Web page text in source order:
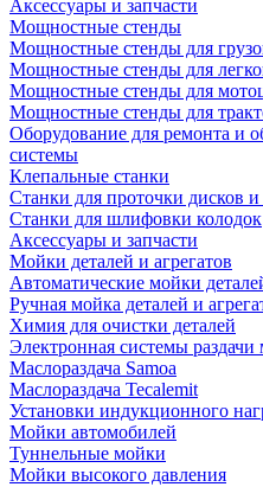
Аксессуары и запчасти
Мощностные стенды
Мощностные стенды для
Мощностные стенды для
Мощностные стенды для
Мощностные стенды для
Оборудование для ремонта и
системы
Клепальные станки
Станки для проточки дисков и
Станки для шлифовки колодок
Аксессуары и запчасти
Мойки деталей и агрегатов
Автоматические мойки
Ручная мойка деталей и
Химия для очистки деталей
Электронная системы раздачи
Маслораздача Samoa
Маслораздача Tecalemit
Установки индукционного
Мойки автомобилей
Туннельные мойки
Мойки высокого давления